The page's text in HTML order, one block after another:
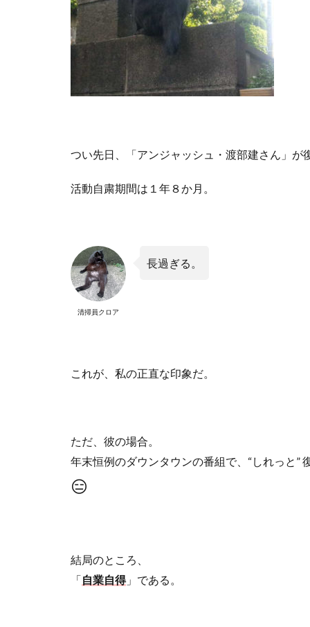
つい先日、「アンジャッシュ・渡部建さん」が
活動自粛期間は１年８か月。
清掃員クロア
長過ぎる。
これが、私の正直な印象だ。
ただ、彼の場合。
年末恒例のダウンタウンの番組で、 “しれっと ”
😑
結局のところ、
「自業自得」である。